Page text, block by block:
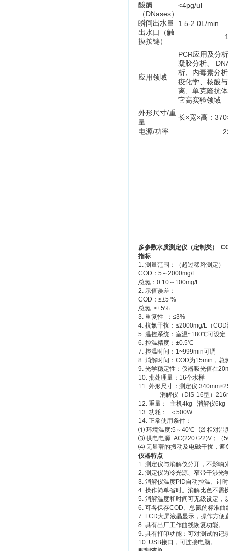
酸酶
（DNases）
<4pg/ul
瞬间出水量 1.5-2.0L/min
出水口（触
摸按键）
1个：
应用领域
PCR应用及分
凝胶分析、
析、内毒素分
疫化学、核酸
离、单克隆抗
它高实验领域
外形尺寸/重
量
长×宽×高：
电源/功率
220V
多参数水质测定仪（定制类）
指标
1. 测量范围：（超过稀释测定）
COD：5～2000mg/L
总氮：0.10～100mg/L
2. 示值误差：
COD：≤±5 %
总氮: ≤±5%
3. 重复性 ：≤3%
4. 抗氯干扰：≤2000mg/L（
5. 温控系统：室温~180℃可设
6. 控温精度：±0.5℃
7. 控温时间：1~999min可调
8. 消解时间：COD为15min，总
9. 光学稳定性：仪器吸光值在
10. 批处理量：16个水样
11. 外形尺寸：测定仪
消解仪（DIS-16型）
12. 重量： 主机4kg 消解仪6kg
13. 功耗： ＜500W
14. 正常使用条件：
⑴ 环境温度:5～40℃ ⑵ 相对湿
⑶ 供电电源: AC(220±22)V；（
⑷ 无显著的振动及电磁干扰，避
仪器特点
1. 测定仪与消解仪分开，不影响
2. 测定仪为冷光源、窄带干涉光
3. 消解仪温度PID自动控温、计
4. 操作简单省时。消解比色不需
5. 消解温度和时间可无级设定，
6. 可各保存COD、总氮的标准
7. LCD大屏液晶显示，操作方便
8. 具有出厂工作曲线恢复功能。
9. 具有打印功能：可对测试的记
10. USB接口，可连接电脑。